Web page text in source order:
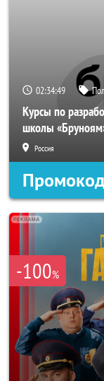
02:34:47
Курсы по
школы
Россия
-100%